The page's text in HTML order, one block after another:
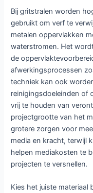
Bij gritstralen worden
gebruikt om verf te
metalen oppervlakken
waterstromen. Het
de
afwerkingsprocessen
techniek kan ook
reinigingsdoeleinden of
vrij te houden van
projectgrootte van het
grotere zorgen voor
media en kracht, terwijl
helpen mediakosten te
projecten te versnellen.
Kies het juiste materiaal